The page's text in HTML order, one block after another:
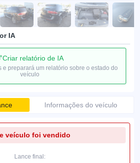
IA
Criar relatório de IA
e preparará um relatório sobre o estado do
veículo
Informações do veículo
veículo foi vendido
Lance final: